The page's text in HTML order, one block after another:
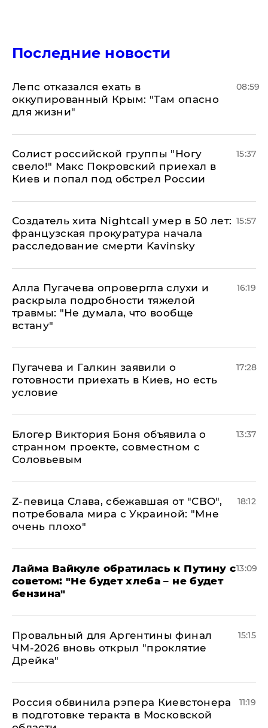
Последние новости
Лепс отказался ехать в
оккупированный Крым: "Там опасно
для жизни"
08:59
Солист российской группы "Ногу
свело!" Макс Покровский приехал в
Киев и попал под обстрел России
15:37
Создатель хита Nightcall умер в 50 лет:
французская прокуратура начала
расследование смерти Kavinsky
15:57
Алла Пугачева опровергла слухи и
раскрыла подробности тяжелой
травмы: "Не думала, что вообще
встану"
16:19
Пугачева и Галкин заявили о
готовности приехать в Киев, но есть
условие
17:28
Блогер Виктория Боня объявила о
странном проекте, совместном с
Соловьевым
13:37
Z-певица Слава, сбежавшая от "СВО",
потребовала мира с Украиной: "Мне
очень плохо"
18:12
Лайма Вайкуле обратилась к Путину с
советом: "Не будет хлеба – не будет
бензина"
13:09
Провальный для Аргентины финал
ЧМ-2026 вновь открыл "проклятие
Дрейка"
15:15
Россия обвинила рэпера Киевстонера
в подготовке теракта в Московской
11:19